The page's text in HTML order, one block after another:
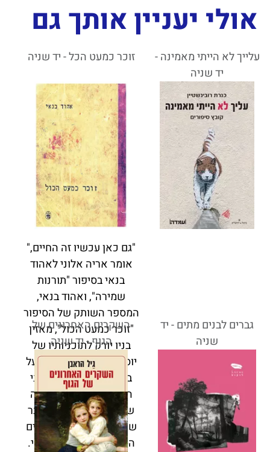
אולי יעניין אותך גם
עלייך לא הייתי מאמינה -
יד שניה
זוכר כמעט הכל - יד שניה
"גם כאן עכשיו זה החיים,"
אומר אריה אלוני לאהוד
בנאי בסיפור "תורנות
שמירה", ואהוד בנאי,
המספר השותק של הסיפור
"זוכר כמעט הכול", מאזין
בניו יורק לתוכניותיו של
יוסף מונדי לעשות סרט על
ברנר ונוצר אותן. בין שני
הקטבים הללו, בין ההווה
שמצווה לחיותו ובין העבר
שנצבר בדממה, מתרחשים
הסיפורים של אהוד בנאי.
גברים לבנים מתים - יד
שניה
השקרים האחרונים של
הגוף - יד שניה